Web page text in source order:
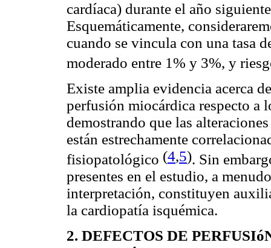
cardíaca) durante el año
Esquemáticamente,
cuando se vincula con una tasa
moderado entre 1% y 3%, y
Existe amplia evidencia acerca
perfusión miocárdica respecto a
demostrando que las
están estrechamente
fisiopatológico (4,5). Sin
presentes en el estudio, a
interpretación, constituyen
la cardiopatía isquémica.
2. DEFECTOS DE